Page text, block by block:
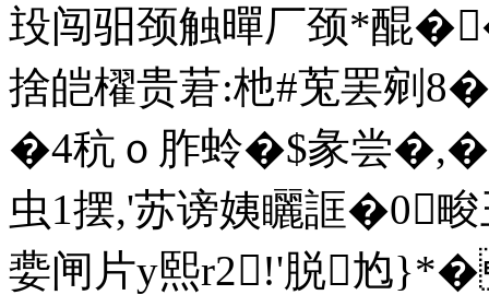
殶闯驲颈触暺厂颈*醌�
捨皑櫂贵莙:杝#莵罢剜
�4秔ｏ胙蛉�$彖尝
虫1摆,'苏谤姨矖誆�0
嬊闸片y熙r2!'脱尥